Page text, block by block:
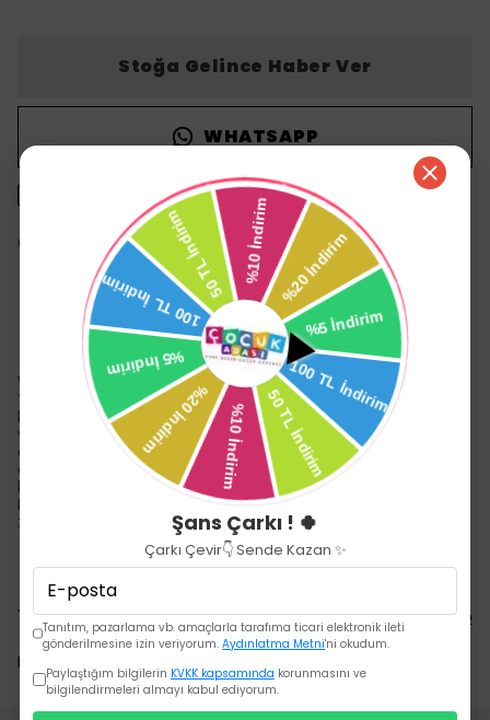
Stoğa Gelince Haber Ver
WHATSAPP
1500 TL üzeri ücretsiz kargo
14 gün içinde iade değişim
Ürün Açıklaması
Wee Baby Bebek Bakım Seti Mavi
Yenidoğan bebeklerin bakımı çok önemlidir. Saç, tırnak ve
burun bakımlarına dikkat etmek gerekir. Saç bakımıyla saç
ve kafa derisi sağlığı korunur. Burun temizliği bebeklerin
daha rahat uyumasına ve solunum. yolu
enfeksiyonlarından korunmasına yardımcı olur. Tırnak
bakımı ise bebeklerin kendilerini çizmemesi için önemlidir.
En iyi zaman bebekler sakin olduğunda veya uyudukları
zamanlardır.
Yorumlar Yorum Yap
Bu ürün için henüz yorum yapılmamış.
Şans Çarkı ! 🍀
Çarkı Çevir👇 Sende Kazan ✨
Tanıtım, pazarlama vb. amaçlarla tarafıma ticari elektronik ileti
gönderilmesine izin veriyorum.Aydınlatma Metni'ni okudum.
Paylaştığım bilgilerin KVKK kapsamında korunmasını ve
bilgilendirmeleri almayı kabul ediyorum.